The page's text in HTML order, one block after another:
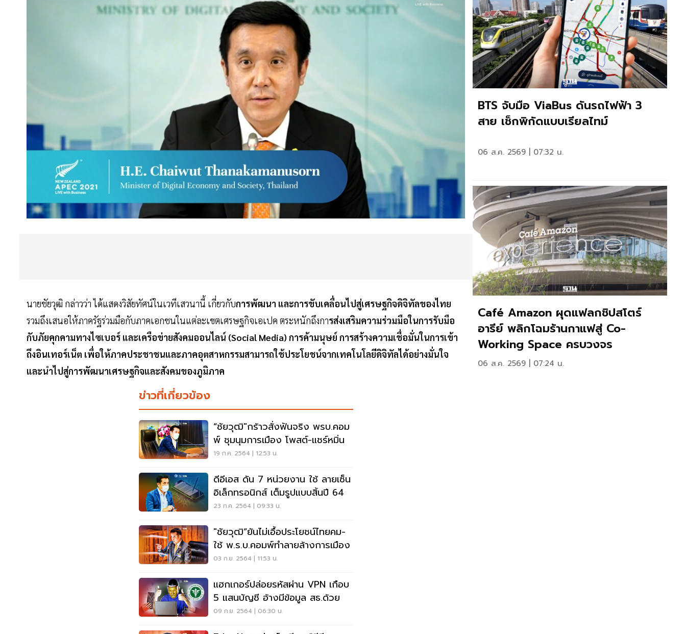
นายชัยวุฒิ กล่าวว่า ได้แสดงวิสัยทัศน์ในเวทีเสวนานี้ เกี่ยวกับการพัฒนา และการขับเคลื่อนไปสู่เศรษฐกิจดิจิทัลของไทย
รวมถึงเสนอให้ภาครัฐร่วมมือกับภาคเอกชนในแต่ละเขตเศรษฐกิจเอเปค ตระหนักถึงการส่งเสริมความร่วมมือในการรับมือ
กับภัยคุกคามทางไซเบอร์ และเครือข่ายสังคมออนไลน์ (Social Media) การค้ามนุษย์ การสร้างความเชื่อมั่นในการเข้า
ถึงอินเทอร์เน็ต เพื่อให้ภาคประชาชนและภาคอุตสาหกรรมสามารถใช้ประโยชน์จากเทคโนโลยีดิจิทัลได้อย่างมั่นใจ
และนำไปสู่การพัฒนาเศรษฐกิจและสังคมของภูมิภาค
ข่าวที่เกี่ยวข้อง
“ชัยวุฒิ"กร้าวสั่งฟันจริง พรบ.คอม
พ์ ชุมนุมการเมือง โพสต์-แชร์หมิ่น
19 ก.ค. 2564 | 12:53 น.
ดีอีเอส ดัน 7 หน่วยงาน ใช้ ลายเซ็น
อิเล็กทรอนิกส์ เต็มรูปแบบสิ้นปี 64
23 ก.ค. 2564 | 09:33 น.
"ชัยวุฒิ”ยันไม่เอื้อประโยชน์ไทยคม-
ใช้ พ.ร.บ.คอมพ์ทำลายล้างการเมือง
03 ก.ย. 2564 | 11:53 น.
แฮกเกอร์ปล่อยรหัสผ่าน VPN เกือบ
5 แสนบัญชี อ้างมีข้อมูล สธ.ด้วย
09 ก.ย. 2564 | 06:30 น.
BTS จับมือ ViaBus ดันรถไฟฟ้า 3
สาย เช็กพิกัดแบบเรียลไทม์
06 ส.ค. 2569 | 07:32 น.
Café Amazon ผุดแฟลกชิปสโตร์
อารีย์ พลิกโฉมร้านกาแฟสู่ Co-
Working Space ครบวงจร
06 ส.ค. 2569 | 07:24 น.